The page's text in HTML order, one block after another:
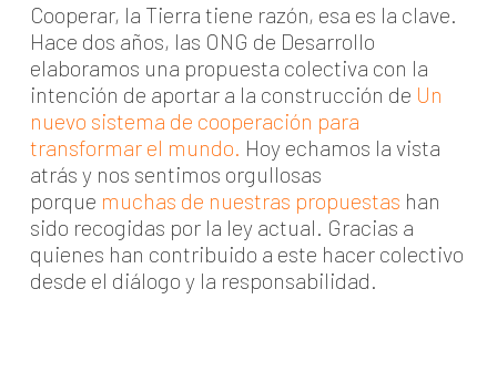
Cooperar, la Tierra tiene razón, esa es la clave.
Hace dos años, las ONG de Desarrollo
elaboramos una propuesta colectiva con la
intención de aportar a la construcción de Un
nuevo sistema de cooperación para
transformar el mundo. Hoy echamos la vista
atrás y nos sentimos orgullosas
porque muchas de nuestras propuestas han
sido recogidas por la ley actual. Gracias a
quienes han contribuido a este hacer colectivo
desde el diálogo y la responsabilidad.